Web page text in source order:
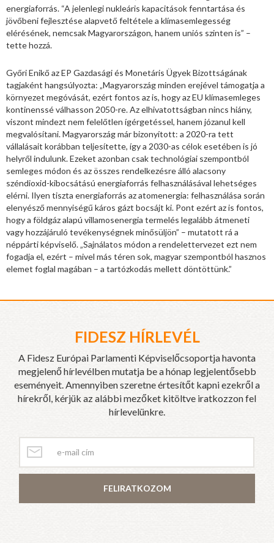
energiaforrás. “A jelenlegi nukleáris kapacitások fenntartása és
jövőbeni fejlesztése alapvető feltétele a klímasemlegesség
elérésének, nemcsak Magyarországon, hanem uniós szinten is” –
tette hozzá.
Győri Enikő az EP Gazdasági és Monetáris Ügyek Bizottságának
tagjaként hangsúlyozta: „Magyarország minden erejével támogatja a
környezet megóvását, ezért fontos az is, hogy az EU klímasemleges
kontinenssé válhasson 2050-re. Az elhivatottságban nincs hiány,
viszont mindezt nem felelőtlen ígérgetéssel, hanem józanul kell
megvalósítani. Magyarország már bizonyított: a 2020-ra tett
vállalásait korábban teljesítette, így a 2030-as célok esetében is jó
helyről indulunk. Ezeket azonban csak technológiai szempontból
semleges módon és az összes rendelkezésre álló alacsony
széndioxid-kibocsátású energiaforrás felhasználásával lehetséges
elérni. Ilyen tiszta energiaforrás az atomenergia: felhasználása során
elenyésző mennyiségű káros gázt bocsájt ki. Pont ezért az is fontos,
hogy a földgáz alapú villamosenergia termelés legalább átmeneti
vagy hozzájáruló tevékenységnek minősüljön” – mutatott rá a
néppárti képviselő. „Sajnálatos módon a rendelettervezet ezt nem
fogadja el, ezért – mivel más téren sok, magyar szempontból hasznos
elemet foglal magában – a tartózkodás mellett döntöttünk.”
FIDESZ HÍRLEVÉL
A Fidesz Európai Parlamenti Képviselőcsoportja havonta
megjelenő hírlevélben mutatja be a hónap legjelentősebb
eseményeit. Amennyiben szeretne értesítőt kapni ezekről a
hírekről, kérjük az alábbi mezőket kitöltve iratkozzon fel
hírlevelünkre.
FELIRATKOZOM